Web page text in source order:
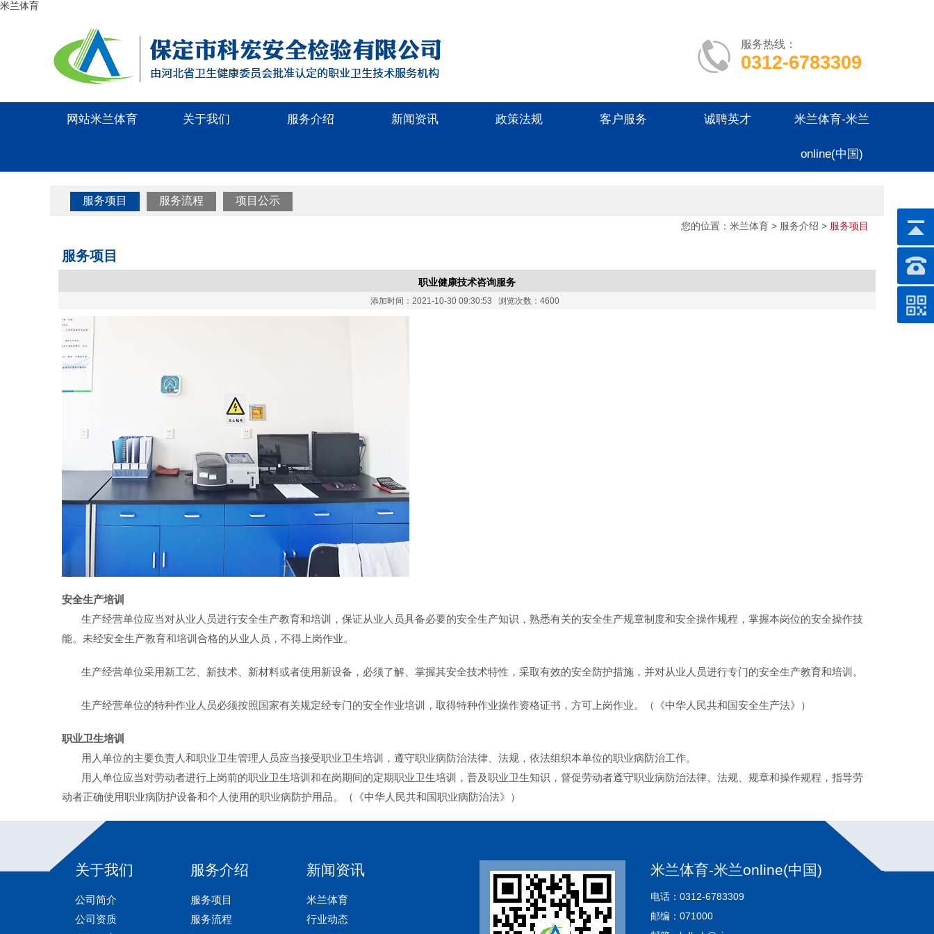
米兰体育
服务热线：
0312-6783309
网站米兰体育 关于我们 服务介绍 新闻资讯 政策法规 客户服务 诚聘英才 米兰体育-米兰
online(中国)
服务项目 服务流程 项目公示
您的位置： 米兰体育 > 服务介绍 > 服务项目
服务项目
职业健康技术咨询服务
添加时间：2021-10-30 09:30:53 浏览次数：4600
安全生产培训
生产经营单位应当对从业人员进行安全生产教育和培训，保证从业人员具备必要的安全生产知识，熟悉有关的安全生产规章制度和安全操作规程，掌握本岗位的安全操作技
能。未经安全生产教育和培训合格的从业人员，不得上岗作业。
生产经营单位采用新工艺、新技术、新材料或者使用新设备，必须了解、掌握其安全技术特性，采取有效的安全防护措施，并对从业人员进行专门的安全生产教育和培训。
生产经营单位的特种作业人员必须按照国家有关规定经专门的安全作业培训，取得特种作业操作资格证书，方可上岗作业。（《中华人民共和国安全生产法》）
职业卫生培训
用人单位的主要负责人和职业卫生管理人员应当接受职业卫生培训，遵守职业病防治法律、法规，依法组织本单位的职业病防治工作。
用人单位应当对劳动者进行上岗前的职业卫生培训和在岗期间的定期职业卫生培训，普及职业卫生知识，督促劳动者遵守职业病防治法律、法规、规章和操作规程，指导劳
动者正确使用职业病防护设备和个人使用的职业病防护用品。（《中华人民共和国职业病防治法》）
关于我们
公司简介
公司资质
服务介绍
服务项目
服务流程
新闻资讯
米兰体育
行业动态
米兰体育-米兰online(中国)
电话：0312-6783309
邮编：071000